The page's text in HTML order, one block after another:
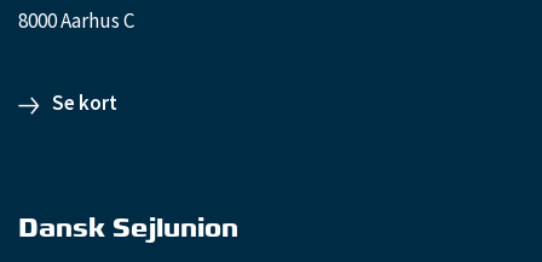
8000 Aarhus C
Se kort
Dansk Sejlunion